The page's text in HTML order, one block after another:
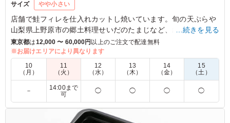
サイズ やや小さい
店舗で鮭フィレを仕入れカットし焼いています。旬の天ぷらや
山梨県上野原市の郷土料理せいだのたまじなど、山梨県の味も
楽しめます。和い寿自慢の特製弁当をぜひご賞味ください。
5.0
和食でお野菜・おかずのバランスがとてもよく、ボリュー
ムも十分あり、他のスタッフもたいへん満足して喜んでく
れておりました。焼き鮭がどーんと真ん中にあり、くまな
くおかずがのっており、１つずつ味わいながらいただきま
…続きを見る
東京都は12,000 〜 60,000円 以上のご注文で配達無料
※お届けエリアにより異なります
10
（月）
11
（火）
12
（水）
13
（木）
14
（金）
15
（土）
－
14:00まで
可
◯ ◯ ◯ ◯